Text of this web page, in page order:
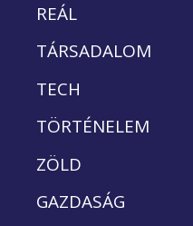
REÁL
TÁRSADALOM
TECH
TÖRTÉNELEM
ZÖLD
GAZDASÁG